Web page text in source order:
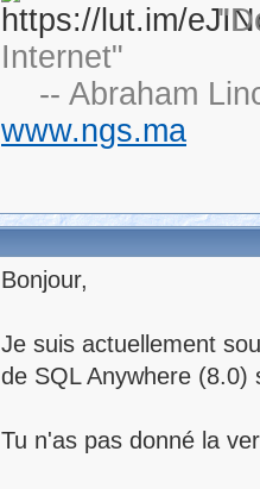
Internet"
-- Abraham
www.ngs.ma
Bonjour,
Je suis actuellement
de SQL Anywhere (8.0)
Tu n'as pas donné la